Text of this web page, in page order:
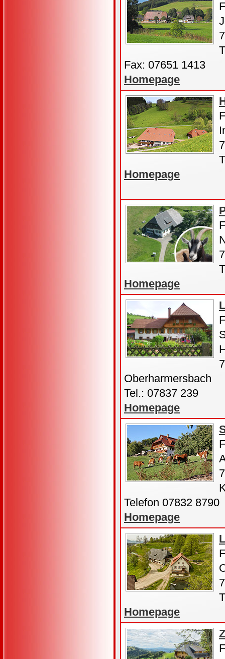
Fax: 07651 1413
Homepage
Homepage
Homepage
Oberharmersbach
Tel.: 07837 239
Homepage
Telefon 07832 8790
Homepage
Homepage